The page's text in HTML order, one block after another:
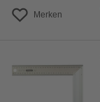
Merken